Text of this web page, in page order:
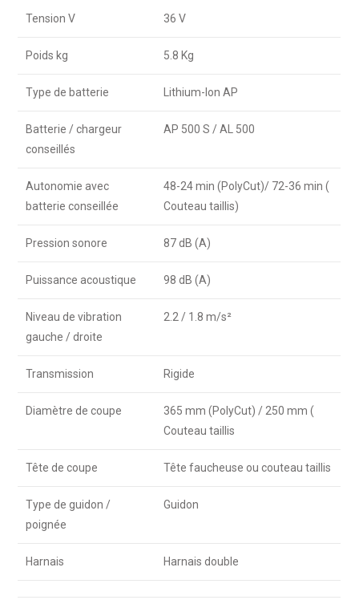
Tension V 36 V
Poids kg 5.8 Kg
Type de batterie Lithium-Ion AP
Batterie / chargeur
conseillés
AP 500 S / AL 500
Autonomie avec
batterie conseillée
48-24 min (PolyCut)/ 72-36 min (
Couteau taillis)
Pression sonore 87 dB (A)
Puissance acoustique 98 dB (A)
Niveau de vibration
gauche / droite
2.2 / 1.8 m/s²
Transmission Rigide
Diamètre de coupe
365 mm (PolyCut) / 250 mm (
Couteau taillis
Tête de coupe Tête faucheuse ou couteau taillis
Type de guidon /
poignée
Guidon
Harnais Harnais double